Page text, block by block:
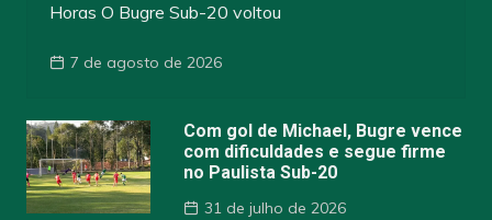
Horas O Bugre Sub-20 voltou
7 de agosto de 2026
Com gol de Michael, Bugre vence
com dificuldades e segue firme
no Paulista Sub-20
31 de julho de 2026